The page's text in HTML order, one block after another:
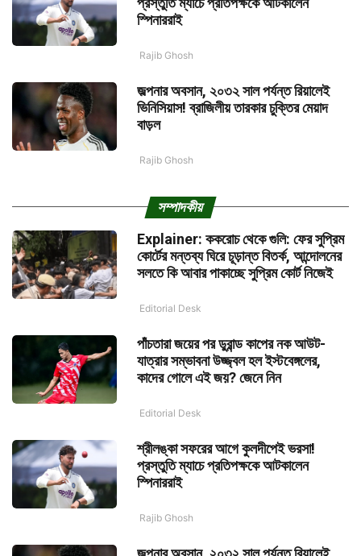
স্পিনাররাই
Rajib Ghosh
জল্পনার অবসান, ২০৩২ সাল পর্যন্ত রিয়ালেই
ভিনিসিয়াস! ব্রাজিলীয় তারকার চুক্তির মেয়াদ
বাড়ল
Rajib Ghosh
সম্পাদকীয়
Explainer: ককরোচ থেকে গুলি: ফের সুপ্রিম
কোর্টের মন্তব্য ঘিরে চূড়ান্ত বিতর্ক, আন্দোলনের
সলতে কি আবার পাকাচ্ছে সুপ্রিম কোর্ট নিজেই
Editorial Desk
পাঁচতারা জয়ের পর ডুরান্ড কাপের নক আউট-
যাত্রার সম্ভাবনা উজ্জ্বল হল ইস্টবেঙ্গলের,
কাদের গোলে এই জয়? জেনে নিন
Editorial Desk
শ্রীলঙ্কা সফরের আগে কুলদীপেই ভরসা!
প্রস্তুতি ম্যাচে প্রতিপক্ষকে আটকালেন
স্পিনাররাই
Rajib Ghosh